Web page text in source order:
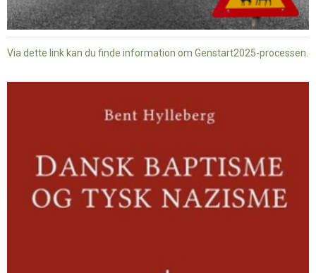
Via dette link kan du finde information om Genstart2025-processen.